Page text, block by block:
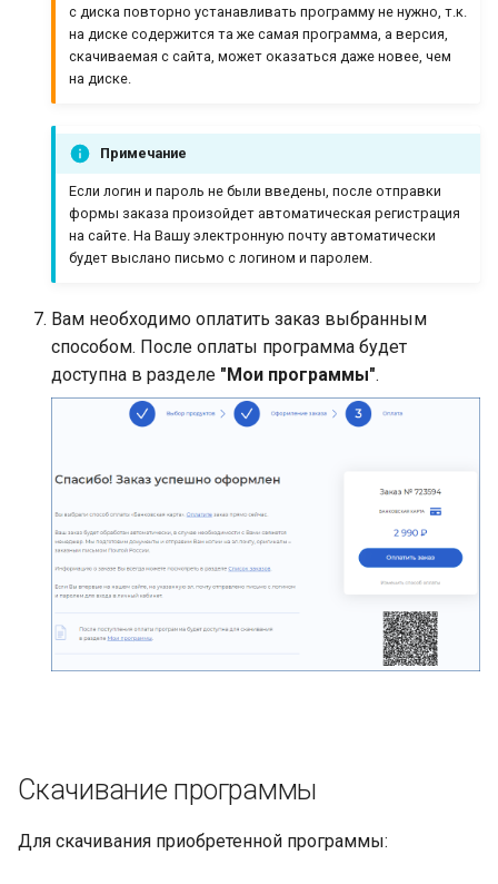
с диска повторно устанавливать программу не нужно, т.к.
на диске содержится та же самая программа, а версия,
скачиваемая с сайта, может оказаться даже новее, чем
на диске.
Примечание
Если логин и пароль не были введены, после отправки
формы заказа произойдет автоматическая регистрация
на сайте. На Вашу электронную почту автоматически
будет выслано письмо с логином и паролем.
Вам необходимо оплатить заказ выбранным
способом. После оплаты программа будет
доступна в разделе "Мои программы".
Скачивание программы
Для скачивания приобретенной программы: